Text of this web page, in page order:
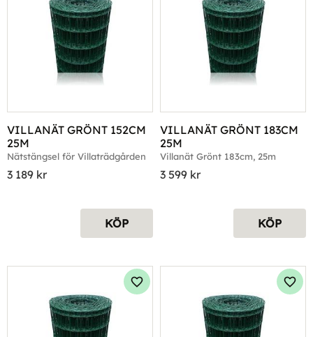
VILLANÄT GRÖNT 152CM
25M
Nätstängsel för Villaträdgården
3 189 kr
KÖP
VILLANÄT GRÖNT 183CM
25M
Villanät Grönt 183cm, 25m
3 599 kr
KÖP
Lägg till i favoriter